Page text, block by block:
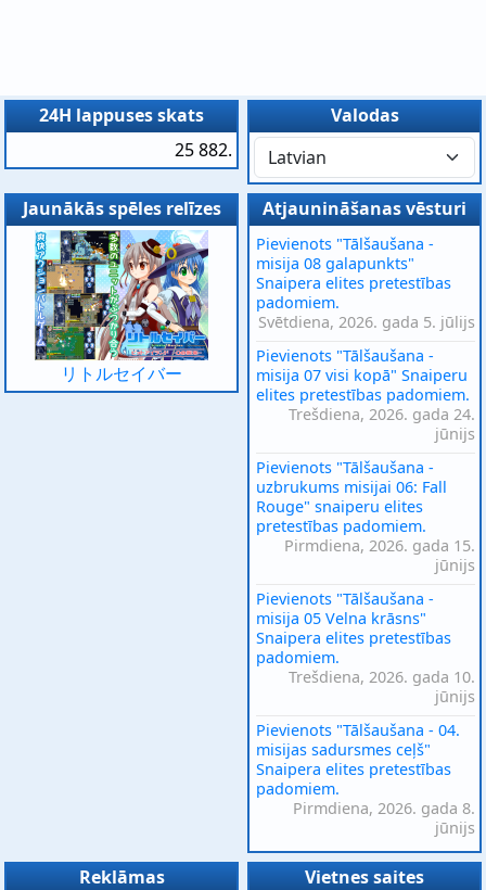
24H lappuses skats
25 882.
Valodas
Jaunākās spēles relīzes
リトルセイバー
Atjaunināšanas vēsturi
Pievienots "Tālšaušana -
misija 08 galapunkts"
Snaipera elites pretestības
padomiem.
Svētdiena, 2026. gada 5. jūlijs
Pievienots "Tālšaušana -
misija 07 visi kopā" Snaiperu
elites pretestības padomiem.
Trešdiena, 2026. gada 24.
jūnijs
Pievienots "Tālšaušana -
uzbrukums misijai 06: Fall
Rouge" snaiperu elites
pretestības padomiem.
Pirmdiena, 2026. gada 15.
jūnijs
Pievienots "Tālšaušana -
misija 05 Velna krāsns"
Snaipera elites pretestības
padomiem.
Trešdiena, 2026. gada 10.
jūnijs
Pievienots "Tālšaušana - 04.
misijas sadursmes ceļš"
Snaipera elites pretestības
padomiem.
Pirmdiena, 2026. gada 8.
jūnijs
Reklāmas Vietnes saites